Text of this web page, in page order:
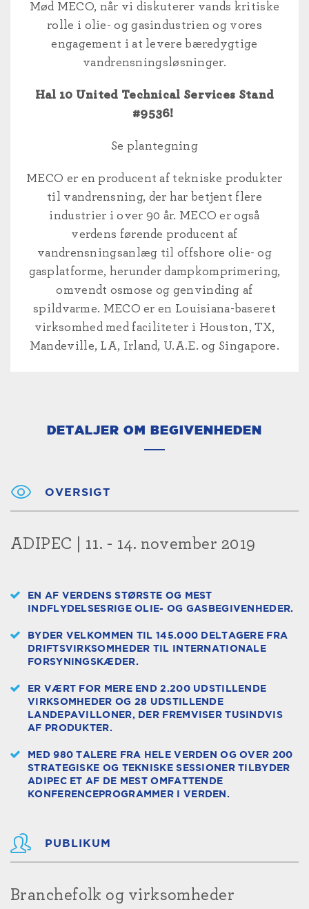
Mød MECO, når vi diskuterer vands kritiske
rolle i olie- og gasindustrien og vores
engagement i at levere bæredygtige
vandrensningsløsninger.
Hal 10 United Technical Services Stand
#9536!
Se plantegning
MECO er en producent af tekniske produkter
til vandrensning, der har betjent flere
industrier i over 90 år. MECO er også
verdens førende producent af
vandrensningsanlæg til offshore olie- og
gasplatforme, herunder dampkomprimering,
omvendt osmose og genvinding af
spildvarme. MECO er en Louisiana-baseret
virksomhed med faciliteter i Houston, TX,
Mandeville, LA, Irland, U.A.E. og Singapore.
DETALJER OM BEGIVENHEDEN
OVERSIGT
ADIPEC | 11. - 14. november 2019
EN AF VERDENS STØRSTE OG MEST
INDFLYDELSESRIGE OLIE- OG GASBEGIVENHEDER.
BYDER VELKOMMEN TIL 145.000 DELTAGERE FRA
DRIFTSVIRKSOMHEDER TIL INTERNATIONALE
FORSYNINGSKÆDER.
ER VÆRT FOR MERE END 2.200 UDSTILLENDE
VIRKSOMHEDER OG 28 UDSTILLENDE
LANDEPAVILLONER, DER FREMVISER TUSINDVIS
AF PRODUKTER.
MED 980 TALERE FRA HELE VERDEN OG OVER 200
STRATEGISKE OG TEKNISKE SESSIONER TILBYDER
ADIPEC ET AF DE MEST OMFATTENDE
KONFERENCEPROGRAMMER I VERDEN.
PUBLIKUM
Branchefolk og virksomheder